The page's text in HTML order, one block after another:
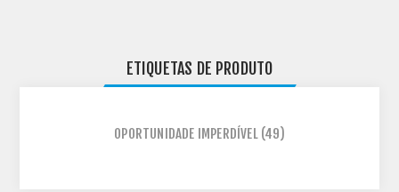
ETIQUETAS DE PRODUTO
OPORTUNIDADE IMPERDÍVEL (49)